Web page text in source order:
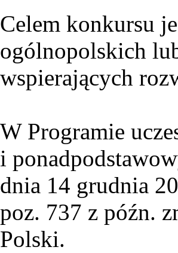
Celem konkursu
ogólnopolskich
wspierających
W Programie
i
dnia 14 grudnia
poz. 737 z późn.
Polski.